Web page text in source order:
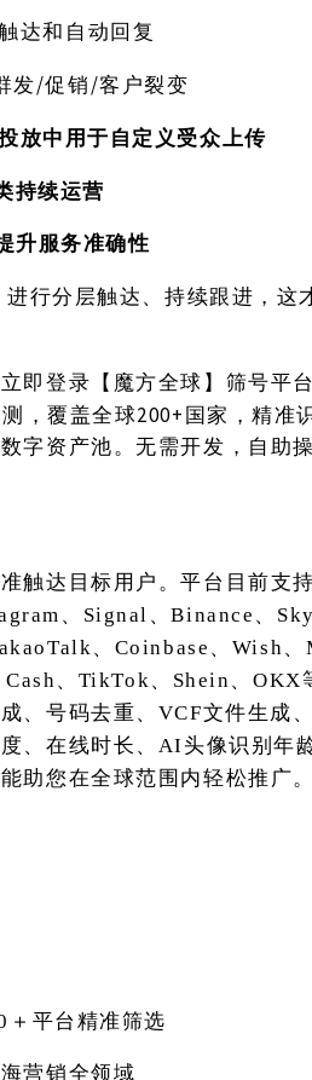
达和自动回复
发/促销/客户裂变
放中用于自定义受众上传
持续运营
升服务准确性
行分层触达、持续跟进，这
即登录【魔方全球】筛号平
，覆盖全球200+国家，精准
字资产池。无需开发，自助
触达目标用户。平台目前支持
、Signal、Binance、
、Coinbase、Wish、
、TikTok、Shein、OKX
、号码去重、VCF文件生成
、在线时长、AI头像识别年
助您在全球范围内轻松推广
＋平台精准筛选
营销全领域